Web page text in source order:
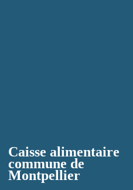
Caisse alimentaire
commune de
Montpellier